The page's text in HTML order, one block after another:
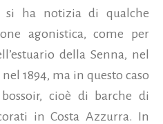
si ha notizia di qualche
agonistica, come per
della Senna, nel
1894, ma in questo caso
cioè di barche di
in Costa Azzurra. In